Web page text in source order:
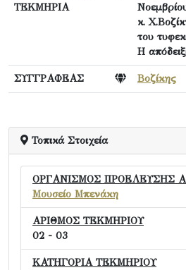
ΤΕΚΜΗΡΙΑ
κ.
του
Η
ΣΥΓΓΡΑΦΕΑΣ Βοζίκης
Τοπικά Στοιχεία
ΟΡΓΑΝΙΣΜΟΣ ΠΡΟΕΛΕΥΣΗΣ
Μουσείο Μπενάκη
ΑΡΙΘΜΟΣ ΤΕΚΜΗΡΙΟΥ
02 - 03
ΚΑΤΗΓΟΡΙΑ ΤΕΚΜΗΡΙΟΥ